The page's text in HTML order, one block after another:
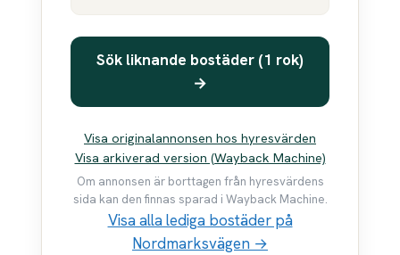
Sök liknande bostäder (1 rok)
→
Visa originalannonsen hos hyresvärden
Visa arkiverad version (Wayback Machine)
Om annonsen är borttagen från hyresvärdens
sida kan den finnas sparad i Wayback Machine.
Visa alla lediga bostäder på
Nordmarksvägen →